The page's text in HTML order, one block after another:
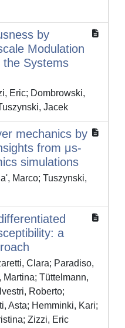
by
Modulation
Systems
Eric; Dombrowski,
Jacek
mechanics by
from μs-
simulations
Marco; Tuszynski,
a
Clara; Paradiso,
Tüttelmann,
Roberto;
Asta; Hemminki, Kari;
Zizzi, Eric